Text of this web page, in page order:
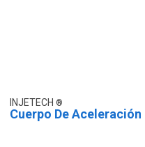
INJETECH
Cuerpo De Aceleración